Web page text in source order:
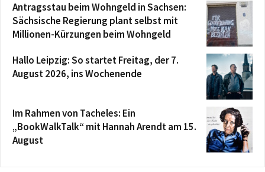
Antragsstau beim Wohngeld in Sachsen:
Sächsische Regierung plant selbst mit
Millionen-Kürzungen beim Wohngeld
Hallo Leipzig: So startet Freitag, der 7.
August 2026, ins Wochenende
Im Rahmen von Tacheles: Ein
„BookWalkTalk“ mit Hannah Arendt am 15.
August